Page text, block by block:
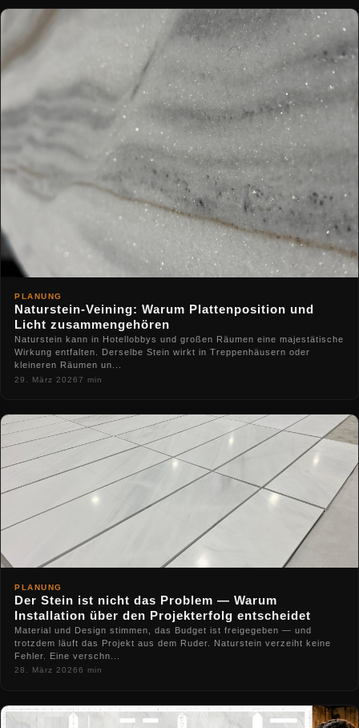
PLANUNG
Naturstein-Veining: Warum Plattenposition und
Licht zusammengehören
Naturstein kann in Hotellobbys und großen Räumen eine majestätische
Wirkung entfalten. Derselbe Stein wirkt in Treppenhäusern oder
kleineren Räumen un...
29. März 20267 min
PLANUNG
Der Stein ist nicht das Problem — Warum
Installation über den Projekterfolg entscheidet
Material und Design stimmen, das Budget ist freigegeben — und
trotzdem läuft das Projekt aus dem Ruder. Naturstein verzeiht keine
Fehler. Eine verschn...
28. März 20266 min